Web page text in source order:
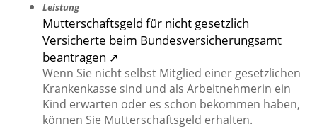
Leistung
Mutterschaftsgeld für nicht gesetzlich
Versicherte beim Bundesversicherungsamt
beantragen ➚
Wenn Sie nicht selbst Mitglied einer gesetzlichen
Krankenkasse sind und als Arbeitnehmerin ein
Kind erwarten oder es schon bekommen haben,
können Sie Mutterschaftsgeld erhalten.